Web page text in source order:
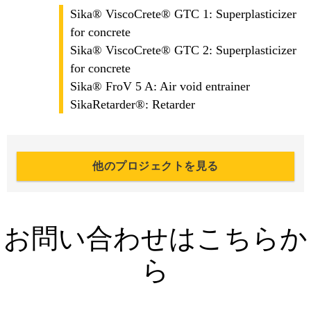
Sika® ViscoCrete® GTC 1: Superplasticizer
for concrete
Sika® ViscoCrete® GTC 2: Superplasticizer
for concrete
Sika® FroV 5 A: Air void entrainer
SikaRetarder®: Retarder
他のプロジェクトを見る
お問い合わせはこちらか
ら